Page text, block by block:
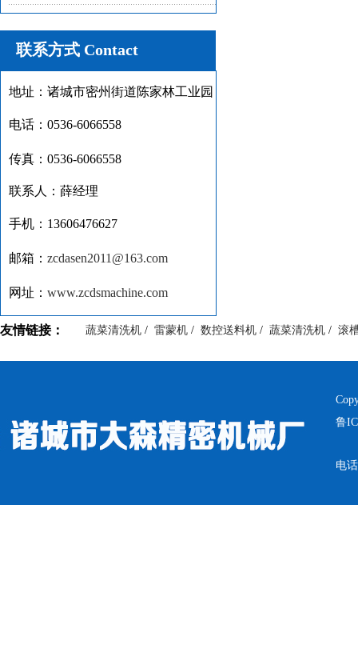
联系方式 Contact
地址：诸城市密州街道陈家林工业园
电话：0536-6066558
传真：0536-6066558
联系人：薛经理
手机：13606476627
邮箱： zcdasen2011@163.com
网址： www.zcdsmachine.com
友情链接： 蔬菜清洗机 / 雷蒙机 / 数控送料机 / 蔬菜清洗机 / 滚
鲁
电